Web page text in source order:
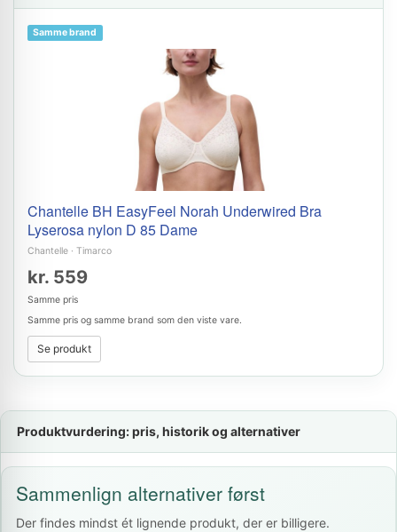
Samme brand
Chantelle BH EasyFeel Norah Underwired Bra
Lyserosa nylon D 85 Dame
Chantelle · Timarco
kr. 559
Samme pris
Samme pris og samme brand som den viste vare.
Se produkt
Produktvurdering: pris, historik og alternativer
Sammenlign alternativer først
Der findes mindst ét lignende produkt, der er billigere.